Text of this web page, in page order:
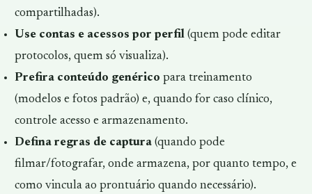
compartilhadas).
Use contas e acessos por perfil(quem pode editar
protocolos, quem só visualiza).
Prefira conteúdo genérico para treinamento
(modelos e fotos padrão) e, quando for caso clínico,
controle acesso e armazenamento.
Defina regras de captura(quando pode
filmar/fotografar, onde armazena, por quanto tempo, e
como vincula ao prontuário quando necessário).